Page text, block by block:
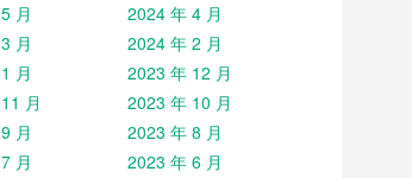
月
2024 年 4 月
月
2024 年 2 月
月
2023 年 12 月
月
2023 年 10 月
月
2023 年 8 月
月
2023 年 6 月